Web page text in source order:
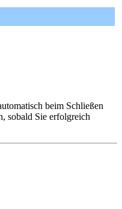
beim Schließen
sobald Sie erfolgreich